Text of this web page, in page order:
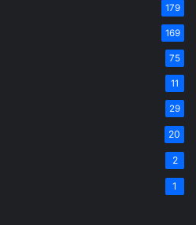
179
169
75
11
29
20
2
1